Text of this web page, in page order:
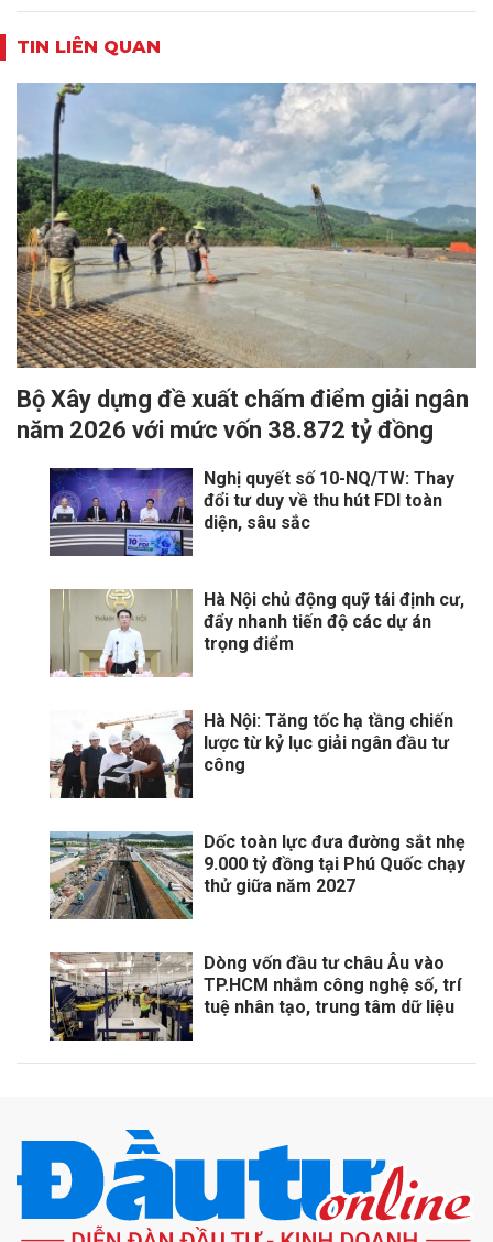
TIN LIÊN QUAN
Bộ Xây dựng đề xuất chấm điểm giải ngân
năm 2026 với mức vốn 38.872 tỷ đồng
Nghị quyết số 10-NQ/TW: Thay
đổi tư duy về thu hút FDI toàn
diện, sâu sắc
Hà Nội chủ động quỹ tái định cư,
đẩy nhanh tiến độ các dự án
trọng điểm
Hà Nội: Tăng tốc hạ tầng chiến
lược từ kỷ lục giải ngân đầu tư
công
Dốc toàn lực đưa đường sắt nhẹ
9.000 tỷ đồng tại Phú Quốc chạy
thử giữa năm 2027
Dòng vốn đầu tư châu Âu vào
TP.HCM nhắm công nghệ số, trí
tuệ nhân tạo, trung tâm dữ liệu